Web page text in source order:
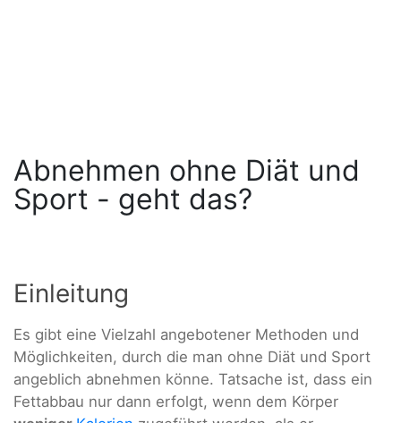
Abnehmen ohne Diät und
Sport - geht das?
Einleitung
Es gibt eine Vielzahl angebotener Methoden und
Möglichkeiten, durch die man ohne Diät und Sport
angeblich abnehmen könne. Tatsache ist, dass ein
Fettabbau nur dann erfolgt, wenn dem Körper